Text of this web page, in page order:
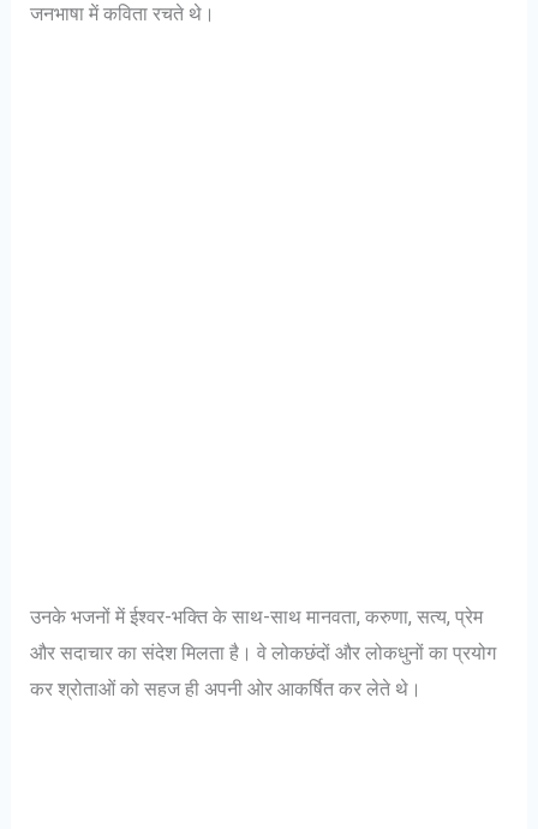
जनभाषा में कविता रचते थे।
उनके भजनों में ईश्वर-भक्ति के साथ-साथ मानवता, करुणा, सत्य, प्रेम
और सदाचार का संदेश मिलता है। वे लोकछंदों और लोकधुनों का प्रयोग
कर श्रोताओं को सहज ही अपनी ओर आकर्षित कर लेते थे।